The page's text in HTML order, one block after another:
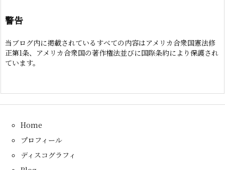
警告
当ブログ内に掲載されているすべての内容はアメリカ合衆国憲法修
正第1条、アメリカ合衆国の著作権法並びに国際条約により保護され
ています。
Home
プロフィール
ディスコグラフィ